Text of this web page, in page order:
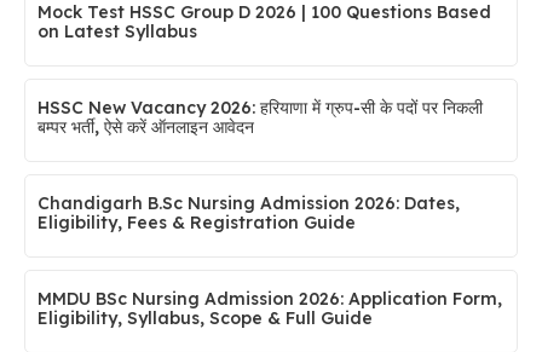
Mock Test HSSC Group D 2026 | 100 Questions Based
on Latest Syllabus
HSSC New Vacancy 2026: हरियाणा में ग्रुप-सी के पदों पर निकली
बम्पर भर्ती, ऐसे करें ऑनलाइन आवेदन
Chandigarh B.Sc Nursing Admission 2026: Dates,
Eligibility, Fees & Registration Guide
MMDU BSc Nursing Admission 2026: Application Form,
Eligibility, Syllabus, Scope & Full Guide